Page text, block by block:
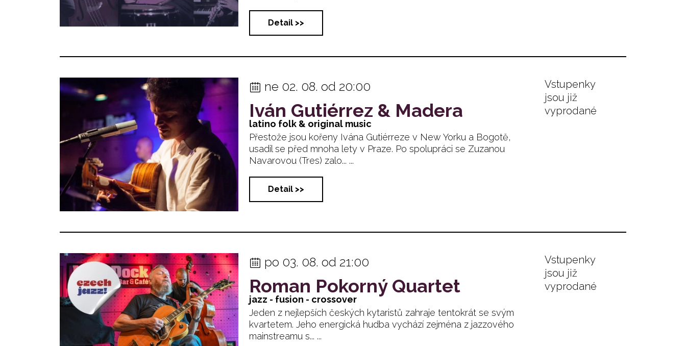
Detail >>
ne 02. 08. od 20:00
Iván Gutiérrez & Madera
latino folk & original music
Přestože jsou kořeny Ivána Gutiérreze v New Yorku a Bogotě,
usadil se před mnoha lety v Praze. Po spolupráci se Zuzanou
Navarovou (Tres) zalo... ...
Detail >>
Vstupenky
jsou již
vyprodané
po 03. 08. od 21:00
Roman Pokorný Quartet
jazz - fusion - crossover
Jeden z nejlepších českých kytaristů zahraje tentokrát se svým
kvartetem. Jeho energická hudba vychází zejména z jazzového
mainstreamu s... ...
Vstupenky
jsou již
vyprodané